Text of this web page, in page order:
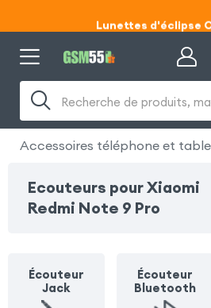
Code
Code
Recherche de produits,
Accessoires téléphone et
Ecouteurs pour Xiaomi
Redmi Note 9 Pro
Écouteur
Jack
Écouteur
Bluetooth